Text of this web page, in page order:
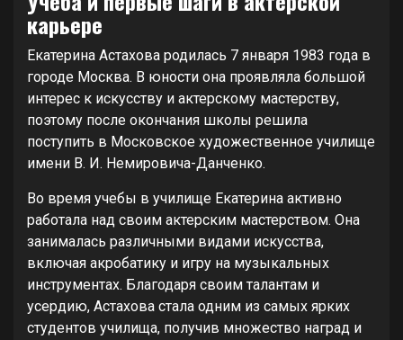
карьере
Екатерина Астахова родилась 7 января 1983 года в
городе Москва. В юности она проявляла большой
интерес к искусству и актерскому мастерству,
поэтому после окончания школы решила
поступить в Московское художественное училище
имени В. И. Немировича-Данченко.
Во время учебы в училище Екатерина активно
работала над своим актерским мастерством. Она
занималась различными видами искусства,
включая акробатику и игру на музыкальных
инструментах. Благодаря своим талантам и
усердию, Астахова стала одним из самых ярких
студентов училища, получив множество наград и